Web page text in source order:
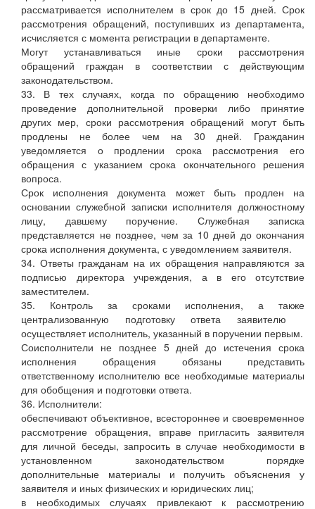
рассматривается исполнителем в срок до 15 дней. Срок
рассмотрения обращений, поступивших из департамента,
исчисляется с момента регистрации в департаменте.
Могут устанавливаться иные сроки рассмотрения
обращений граждан в соответствии с действующим
законодательством.
33. В тех случаях, когда по обращению необходимо
проведение дополнительной проверки либо принятие
других мер, сроки рассмотрения обращений могут быть
продлены не более чем на 30 дней. Гражданин
уведомляется о продлении срока рассмотрения его
обращения с указанием срока окончательного решения
вопроса.
Срок исполнения документа может быть продлен на
основании служебной записки исполнителя должностному
лицу, давшему поручение. Служебная записка
представляется не позднее, чем за 10 дней до окончания
срока исполнения документа, с уведомлением заявителя.
34. Ответы гражданам на их обращения направляются за
подписью директора учреждения, а в его отсутствие
заместителем.
35. Контроль за сроками исполнения, а также
централизованную подготовку ответа заявителю
осуществляет исполнитель, указанный в поручении первым.
Соисполнители не позднее 5 дней до истечения срока
исполнения обращения обязаны представить
ответственному исполнителю все необходимые материалы
для обобщения и подготовки ответа.
36. Исполнители:
обеспечивают объективное, всестороннее и своевременное
рассмотрение обращения, вправе пригласить заявителя
для личной беседы, запросить в случае необходимости в
установленном законодательством порядке
дополнительные материалы и получить объяснения у
заявителя и иных физических и юридических лиц;
в необходимых случаях привлекают к рассмотрению